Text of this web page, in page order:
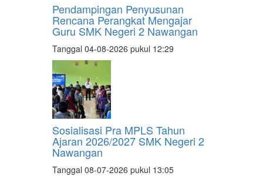
Pendampingan Penyusunan
Rencana Perangkat Mengajar
Guru SMK Negeri 2 Nawangan
Tanggal 04-08-2026 pukul 12:29
Sosialisasi Pra MPLS Tahun
Ajaran 2026/2027 SMK Negeri 2
Nawangan
Tanggal 08-07-2026 pukul 13:05